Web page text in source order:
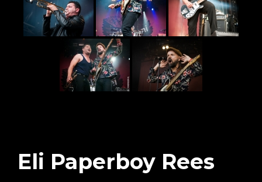
Eli Paperboy Rees